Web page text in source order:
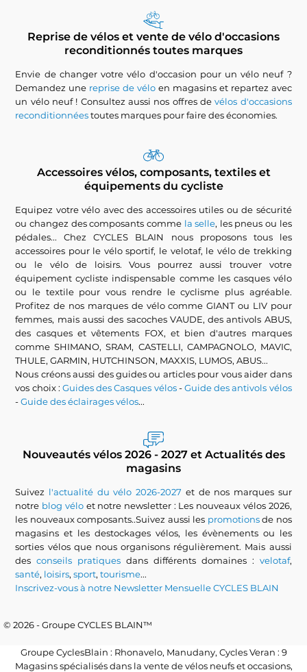
Reprise de vélos et vente de vélo d'occasions
reconditionnés toutes marques
Envie de changer votre vélo d'occasion pour un vélo neuf ?
Demandez une reprise de vélo en magasins et repartez avec
un vélo neuf ! Consultez aussi nos offres devélos d'occasions
reconditionnéestoutes marques pour faire des économies.
Accessoires vélos, composants, textiles et
équipements du cycliste
Equipez votre vélo avec des accessoires utiles ou de sécurité
ou changez des composants comme la selle, les pneus ou les
pédales... Chez CYCLES BLAIN nous proposons tous les
accessoires pour le vélo sportif, le velotaf, le vélo de trekking
ou le vélo de loisirs. Vous pourrez aussi trouver votre
équipement cycliste indispensable comme les casques vélo
ou le textile pour vous rendre le cyclisme plus agréable.
Profitez de nos marques de vélo comme GIANT ou LIV pour
femmes, mais aussi des sacoches VAUDE, des antivols ABUS,
des casques et vêtements FOX, et bien d'autres marques
comme SHIMANO, SRAM, CASTELLI, CAMPAGNOLO, MAVIC,
THULE, GARMIN, HUTCHINSON, MAXXIS, LUMOS, ABUS...
Nous créons aussi des guides ou articles pour vous aider dans
vos choix :Guides des Casques vélos-Guide des antivols vélos
-Guide des éclairages vélos...
Nouveautés vélos 2026 - 2027 et Actualités des
magasins
Suivez l'actualité du vélo 2026-2027 et de nos marques sur
notre blog véloet notre newsletter : Les nouveaux vélos 2026,
les nouveaux composants..Suivez aussi les promotionsde nos
magasins et les destockages vélos, les évènements ou les
sorties vélos que nous organisons régulièrement. Mais aussi
desconseils pratiques dans différents domaines : velotaf,
santé, loisirs,sport,tourisme...
Inscrivez-vous à notre Newsletter Mensuelle CYCLES BLAIN
© 2026 - Groupe CYCLES BLAIN™
Groupe CyclesBlain : Rhonavelo, Manudany, Cycles Veran : 9
Magasins spécialisés dans la vente de vélos neufs et occasions,